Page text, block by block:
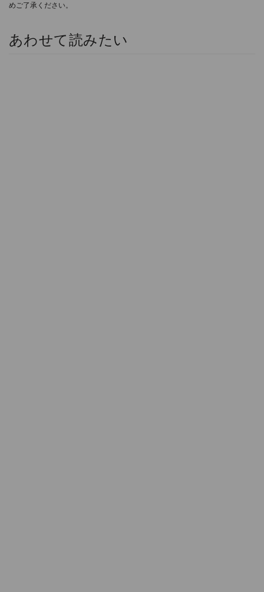
めご了承ください。
あわせて読みたい